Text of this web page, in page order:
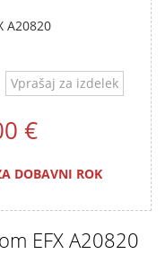
A20820
Vprašaj za izdelek
€
DOBAVNI ROK
EFX A20820